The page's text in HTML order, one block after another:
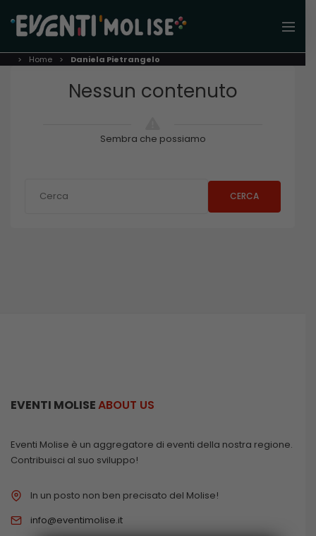
Home Daniela Pietrangelo
Nessun contenuto
Sembra che possiamo
CERCA
EVENTI MOLISEABOUT US
Eventi Molise è un aggregatore di eventi della nostra regione.
Contribuisci al suo sviluppo!
In un posto non ben precisato del Molise!
info@eventimolise.it